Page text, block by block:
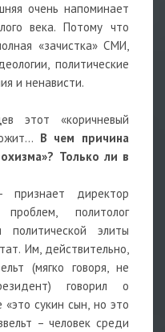
очень напоминает
века. Потому что
«зачистка» СМИ,
политические
и ненависти.
этот «коричневый
В чем причина
Только ли в
признает директор
политолог
элиты
Им, действительно,
(мягко говоря, не
говорил о
сукин сын, но это
– человек среди